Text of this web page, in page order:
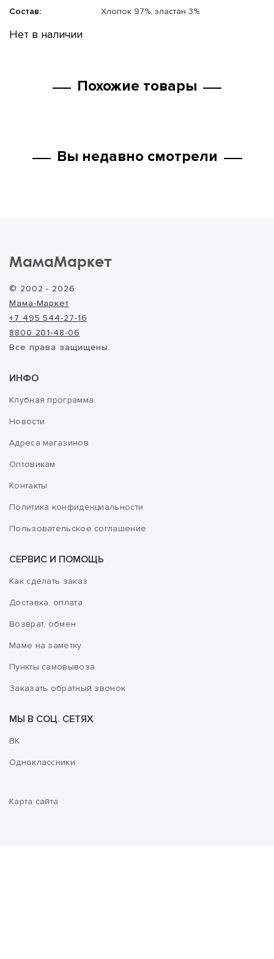
Состав: Хлопок 97%, эластан 3%
Нет в наличии
Похожие товары
Вы недавно смотрели
МамаМаркет
© 2002 - 2026
Мама-Маркет
+7 495 544-27-16
8800 201-48-06
Все права защищены.
ИНФО
Клубная программа
Новости
Адреса магазинов
Оптовикам
Контакты
Политика конфиденциальности
Пользовательское соглашение
СЕРВИС И ПОМОЩЬ
Как сделать заказ
Доставка, оплата
Возврат, обмен
Маме на заметку
Пункты самовывоза
Заказать обратный звонок
МЫ В СОЦ. СЕТЯХ
ВК
Одноклассники
Карта сайта